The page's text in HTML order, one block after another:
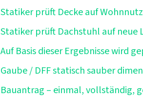
Statiker prüft Decke auf
Statiker prüft Dachstuhl auf neue
Auf Basis dieser Ergebnisse wird
Gaube / DFF statisch sauber
Bauantrag – einmal, vollständig,